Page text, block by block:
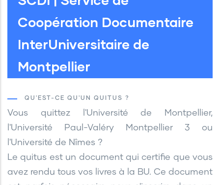
Coopération Documentaire
InterUniversitaire de
Montpellier
QU'EST-CE QU'UN QUITUS ?
Vous quittez l'Université de Montpellier,
l'Université Paul-Valéry Montpellier 3 ou
l'Université de Nîmes ?
Le quitus est un document qui certifie que vous
avez rendu tous vos livres à la BU. Ce document